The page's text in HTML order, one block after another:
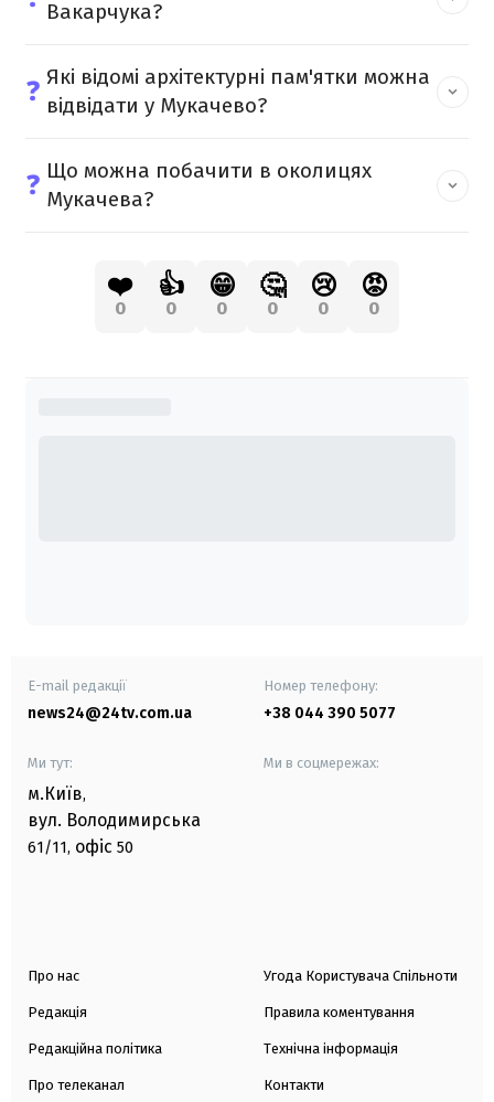
Вакарчука?
❓ Які відомі архітектурні пам'ятки можна
відвідати у Мукачево?
❓ Що можна побачити в околицях
Мукачева?
❤️
0
👍
0
😁
0
🤔
0
😢
0
😡
0
E-mail редакції
news24@24tv.com.ua
Номер телефону:
+38 044 390 5077
Ми тут:
м.Київ,
вул. Володимирська
61/11, офіс 50
Ми в соцмережах:
Про нас
Редакція
Редакційна політика
Про телеканал
Угода Користувача Спільноти
Правила коментування
Технічна інформація
Контакти